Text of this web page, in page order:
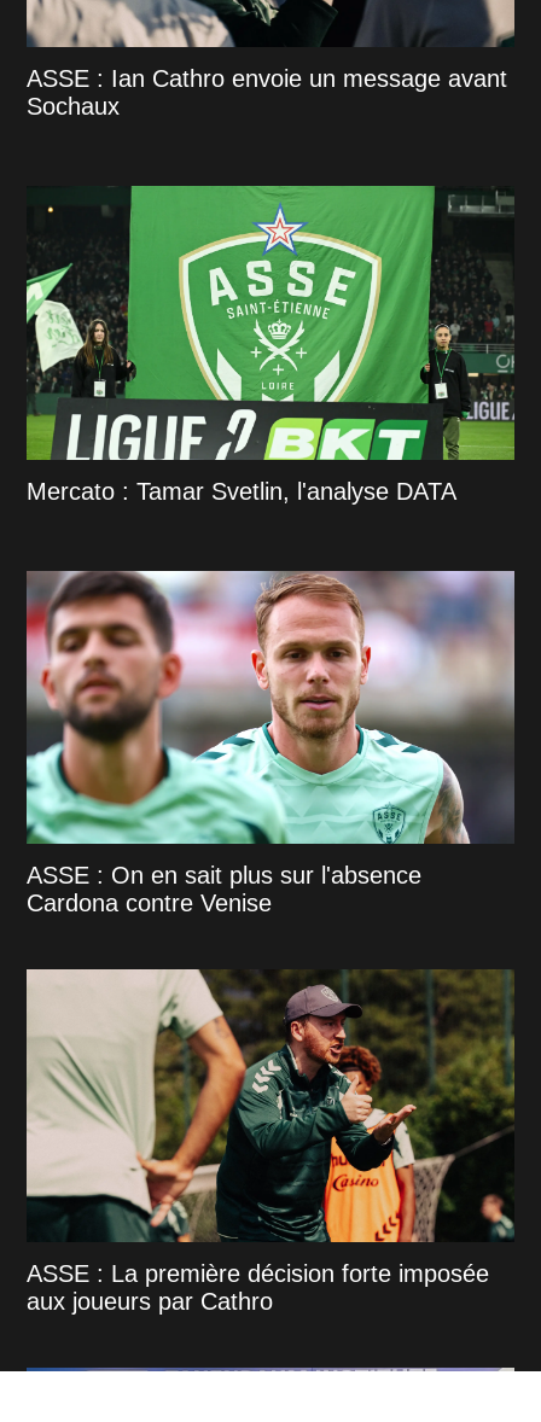
ASSE : Ian Cathro envoie un message avant
Sochaux
Mercato : Tamar Svetlin, l'analyse DATA
ASSE : On en sait plus sur l'absence
Cardona contre Venise
ASSE : La première décision forte imposée
aux joueurs par Cathro